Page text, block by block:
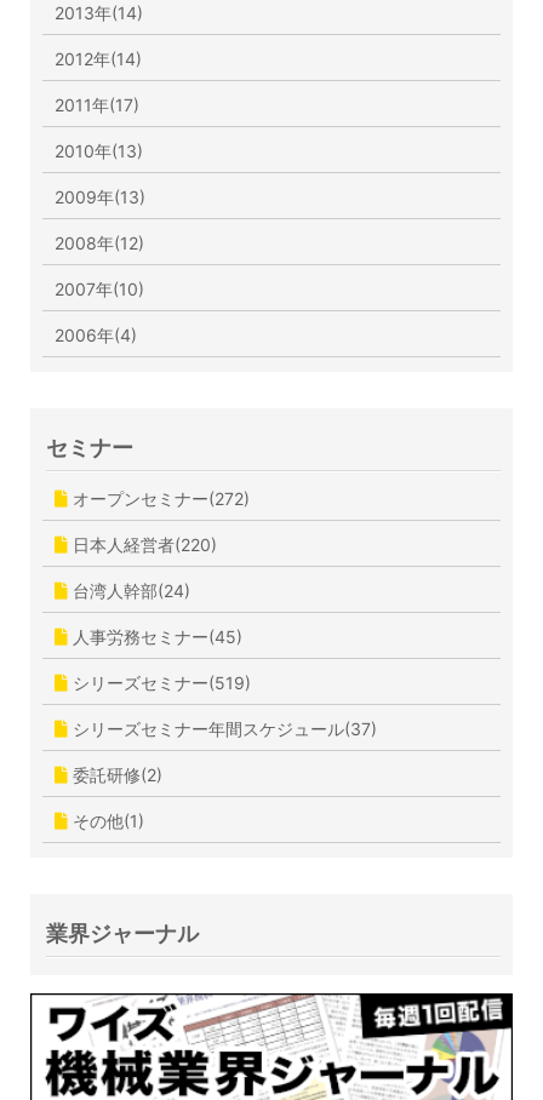
2013年(14)
2012年(14)
2011年(17)
2010年(13)
2009年(13)
2008年(12)
2007年(10)
2006年(4)
セミナー
オープンセミナー(272)
日本人経営者(220)
台湾人幹部(24)
人事労務セミナー(45)
シリーズセミナー(519)
シリーズセミナー年間スケジュール(37)
委託研修(2)
その他(1)
業界ジャーナル